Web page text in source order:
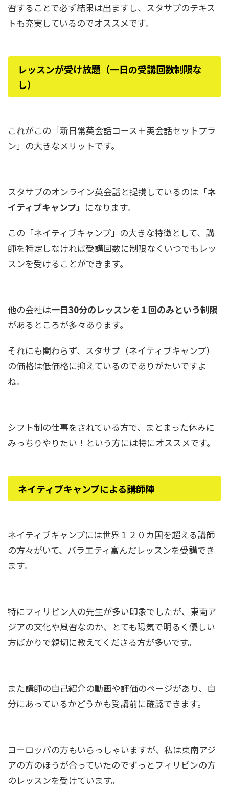
習することで必ず結果は出ますし、スタサプのテキス
トも充実しているのでオススメです。
レッスンが受け放題（一日の受講回数制限な
し）
これがこの「新日常英会話コース＋英会話セットプラ
ン」の大きなメリットです。
スタサプのオンライン英会話と提携しているのは 「ネ
イティブキャンプ」 になります。
この「ネイティブキャンプ」の大きな特徴として、講
師を特定しなければ受講回数に制限なくいつでもレッ
スンを受けることができます。
他の会社は一日30分のレッスンを１回のみという制限
があるところが多々あります。
それにも関わらず、スタサプ（ネイティブキャンプ）
の価格は低価格に抑えているのでありがたいですよ
ね。
シフト制の仕事をされている方で、まとまった休みに
みっちりやりたい！という方には特にオススメです。
ネイティブキャンプによる講師陣
ネイティブキャンプには世界１２０カ国を超える講師
の方々がいて、バラエティ富んだレッスンを受講でき
ます。
特にフィリピン人の先生が多い印象でしたが、東南ア
ジアの文化や風習なのか、とても陽気で明るく優しい
方ばかりで親切に教えてくださる方が多いです。
また講師の自己紹介の動画や評価のページがあり、自
分にあっているかどうかも受講前に確認できます。
ヨーロッパの方もいらっしゃいますが、私は東南アジ
アの方のほうが合っていたのでずっとフィリピンの方
のレッスンを受けています。